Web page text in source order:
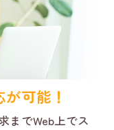
可能！
までWeb上でス